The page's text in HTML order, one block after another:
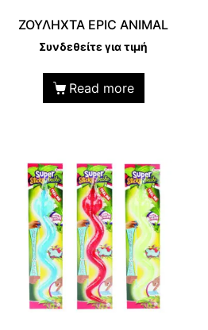
ΖΟΥΛΗΧΤΑ EPIC ANIMAL
Συνδεθείτε για τιμή
Read more